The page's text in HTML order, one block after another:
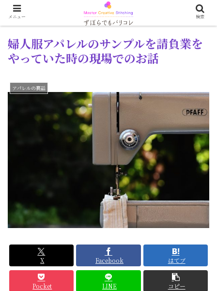
婦人服アパレルのサンプルを請負業を
やっていた時の現場でのお話
アパレルの裏話
X Facebook はてブ
Pocket LINE コピー
メニュー 検索